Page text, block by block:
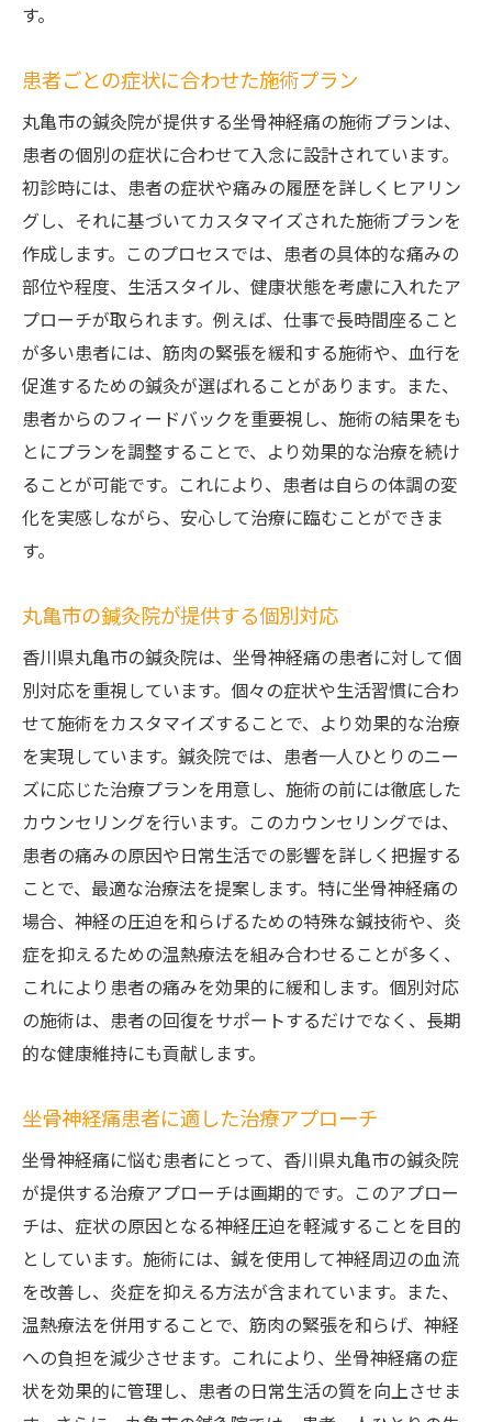
す。
患者ごとの症状に合わせた施術プラン
丸亀市の鍼灸院が提供する坐骨神経痛の施術プランは、
患者の個別の症状に合わせて入念に設計されています。
初診時には、患者の症状や痛みの履歴を詳しくヒアリン
グし、それに基づいてカスタマイズされた施術プランを
作成します。このプロセスでは、患者の具体的な痛みの
部位や程度、生活スタイル、健康状態を考慮に入れたア
プローチが取られます。例えば、仕事で長時間座ること
が多い患者には、筋肉の緊張を緩和する施術や、血行を
促進するための鍼灸が選ばれることがあります。また、
患者からのフィードバックを重要視し、施術の結果をも
とにプランを調整することで、より効果的な治療を続け
ることが可能です。これにより、患者は自らの体調の変
化を実感しながら、安心して治療に臨むことができま
す。
丸亀市の鍼灸院が提供する個別対応
香川県丸亀市の鍼灸院は、坐骨神経痛の患者に対して個
別対応を重視しています。個々の症状や生活習慣に合わ
せて施術をカスタマイズすることで、より効果的な治療
を実現しています。鍼灸院では、患者一人ひとりのニー
ズに応じた治療プランを用意し、施術の前には徹底した
カウンセリングを行います。このカウンセリングでは、
患者の痛みの原因や日常生活での影響を詳しく把握する
ことで、最適な治療法を提案します。特に坐骨神経痛の
場合、神経の圧迫を和らげるための特殊な鍼技術や、炎
症を抑えるための温熱療法を組み合わせることが多く、
これにより患者の痛みを効果的に緩和します。個別対応
の施術は、患者の回復をサポートするだけでなく、長期
的な健康維持にも貢献します。
坐骨神経痛患者に適した治療アプローチ
坐骨神経痛に悩む患者にとって、香川県丸亀市の鍼灸院
が提供する治療アプローチは画期的です。このアプロー
チは、症状の原因となる神経圧迫を軽減することを目的
としています。施術には、鍼を使用して神経周辺の血流
を改善し、炎症を抑える方法が含まれています。また、
温熱療法を併用することで、筋肉の緊張を和らげ、神経
への負担を減少させます。これにより、坐骨神経痛の症
状を効果的に管理し、患者の日常生活の質を向上させま